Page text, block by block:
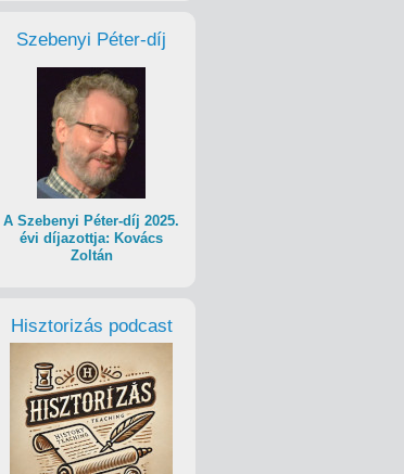
Szebenyi Péter-díj
A Szebenyi Péter-díj 2025.
évi díjazottja: Kovács
Zoltán
Hisztorizás podcast